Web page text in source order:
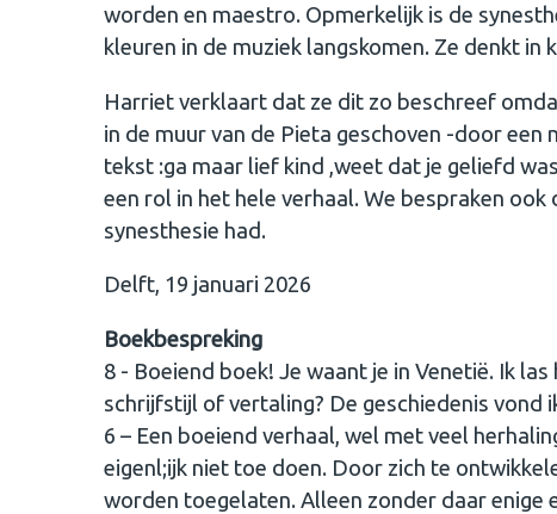
worden en maestro. Opmerkelijk is de
kleuren in de muziek langskomen. Ze denkt in
Harriet verklaart dat ze dit zo beschreef
in de muur van de Pieta geschoven -door
tekst :ga maar lief kind ,weet dat je geliefd
een rol in het hele verhaal. We bespraken
synesthesie had.
Delft, 19 januari 2026
Boekbespreking
8 - Boeiend boek! Je waant je in Venetië. Ik
schrijfstijl of vertaling? De geschiedenis vond
6 – Een boeiend verhaal, wel met veel
eigenl;ijk niet toe doen. Door zich te
worden toegelaten. Alleen zonder daar enige